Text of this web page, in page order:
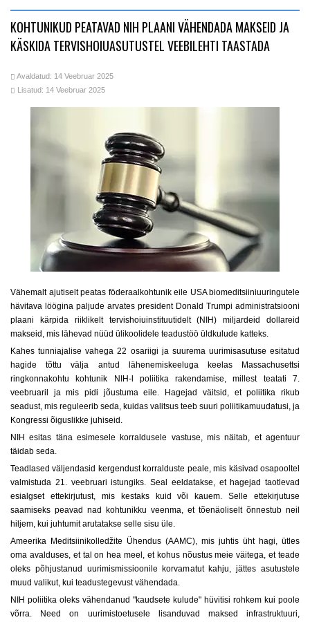
KOHTUNIKUD PEATAVAD NIH PLAANI VÄHENDADA MAKSEID JA
KÄSKIDA TERVISHOIUASUTUSTEL VEEBILEHTI TAASTADA
Avaldatud: 14 Veebruar 2025
Lisatud: 14 Veebruar 2025
Vähemalt ajutiselt peatas föderaalkohtunik eile USA biomeditsiiniuuringutele
hävitava löögina paljude arvates president Donald Trumpi administratsiooni
plaani kärpida riiklikelt tervishoiuinstituutidelt (NIH) miljardeid dollareid
makseid, mis lähevad nüüd ülikoolidele teadustöö üldkulude katteks.
Kahes tunniajalise vahega 22 osariigi ja suurema uurimisasutuse esitatud
hagide tõttu välja antud lähenemiskeeluga keelas Massachusettsi
ringkonnakohtu kohtunik NIH-l poliitika rakendamise, millest teatati 7.
veebruaril ja mis pidi jõustuma eile. Hagejad väitsid, et poliitika rikub
seadust, mis reguleerib seda, kuidas valitsus teeb suuri poliitikamuudatusi, ja
Kongressi õiguslikke juhiseid.
NIH esitas täna esimesele korraldusele vastuse, mis näitab, et agentuur
täidab seda.
Teadlased väljendasid kergendust korralduste peale, mis käsivad osapooltel
valmistuda 21. veebruari istungiks. Seal eeldatakse, et hagejad taotlevad
esialgset ettekirjutust, mis kestaks kuid või kauem. Selle ettekirjutuse
saamiseks peavad nad kohtunikku veenma, et tõenäoliselt õnnestub neil
hiljem, kui juhtumit arutatakse selle sisu üle.
Ameerika Meditsiinikolledžite Ühendus (AAMC), mis juhtis üht hagi, ütles
oma avalduses, et tal on hea meel, et kohus nõustus meie väitega, et teade
oleks põhjustanud uurimismissioonile korvamatut kahju, jättes asutustele
muud valikut, kui teadustegevust vähendada.
NIH poliitika oleks vähendanud "kaudsete kulude" hüvitisi rohkem kui poole
võrra. Need on uurimistoetusele lisanduvad maksed infrastruktuuri,